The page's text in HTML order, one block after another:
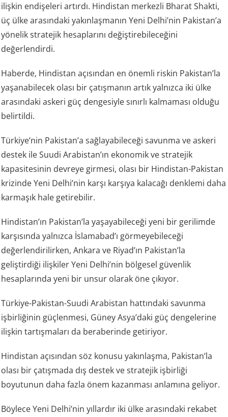
ilişkin endişeleri artırdı. Hindistan merkezli Bharat Shakti,
üç ülke arasındaki yakınlaşmanın Yeni Delhi’nin Pakistan’a
yönelik stratejik hesaplarını değiştirebileceğini
değerlendirdi.
Haberde, Hindistan açısından en önemli riskin Pakistan’la
yaşanabilecek olası bir çatışmanın artık yalnızca iki ülke
arasındaki askeri güç dengesiyle sınırlı kalmaması olduğu
belirtildi.
Türkiye’nin Pakistan’a sağlayabileceği savunma ve askeri
destek ile Suudi Arabistan’ın ekonomik ve stratejik
kapasitesinin devreye girmesi, olası bir Hindistan-Pakistan
krizinde Yeni Delhi’nin karşı karşıya kalacağı denklemi daha
karmaşık hale getirebilir.
Hindistan’ın Pakistan’la yaşayabileceği yeni bir gerilimde
karşısında yalnızca İslamabad’ı görmeyebileceği
değerlendirilirken, Ankara ve Riyad’ın Pakistan’la
geliştirdiği ilişkiler Yeni Delhi’nin bölgesel güvenlik
hesaplarında yeni bir unsur olarak öne çıkıyor.
Türkiye-Pakistan-Suudi Arabistan hattındaki savunma
işbirliğinin güçlenmesi, Güney Asya’daki güç dengelerine
ilişkin tartışmaları da beraberinde getiriyor.
Hindistan açısından söz konusu yakınlaşma, Pakistan’la
olası bir çatışmada dış destek ve stratejik işbirliği
boyutunun daha fazla önem kazanması anlamına geliyor.
Böylece Yeni Delhi’nin yıllardır iki ülke arasındaki rekabet